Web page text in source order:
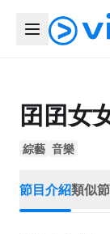
囝囝女
綜藝 音樂
節目介紹類似